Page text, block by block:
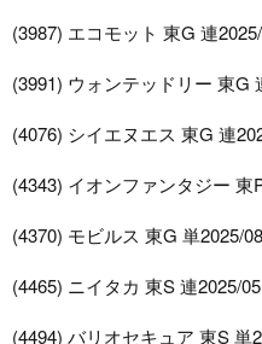
(3987) エコモット 東G 連
(3991) ウォンテッドリー 東G
(4076) シイエヌエス 東G 連
(4343) イオンファンタジー 東
(4370) モビルス 東G 単2025/
(4465) ニイタカ 東S 連2025/
(4494) バリオセキュア 東S 単